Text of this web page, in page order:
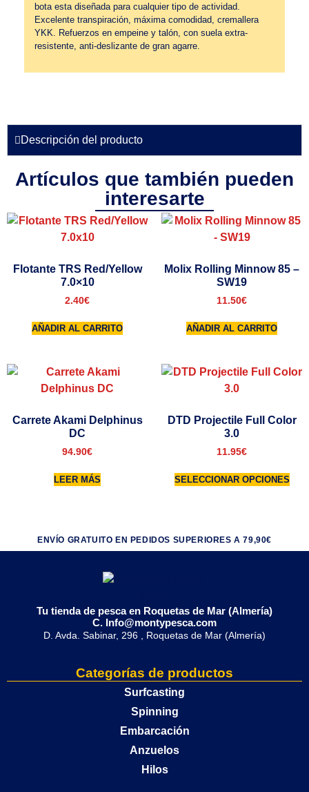
bota esta diseñada para cualquier tipo de actividad.
Excelente transpiración, máxima comodidad, cremallera
YKK. Refuerzos en empeine y talón, con suela extra-
resistente, anti-deslizante de gran agarre.
Descripción del producto
Artículos que también pueden
interesarte
Flotante TRS Red/Yellow
7.0×10
2.40€
AÑADIR AL CARRITO
Molix Rolling Minnow 85 –
SW19
11.50€
AÑADIR AL CARRITO
Carrete Akami Delphinus
DC
94.90€
LEER MÁS
DTD Projectile Full Color
3.0
11.95€
SELECCIONAR OPCIONES
ENVÍO GRATUITO EN PEDIDOS SUPERIORES A 79,90€
Tu tienda de pesca en Roquetas de Mar (Almería)
C. Info@montypesca.com
D. Avda. Sabinar, 296 , Roquetas de Mar (Almería)
Categorías de productos
Surfcasting
Spinning
Embarcación
Anzuelos
Hilos